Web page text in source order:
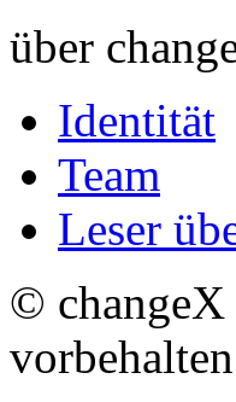
über
Identität
Team
Leser
© changeX